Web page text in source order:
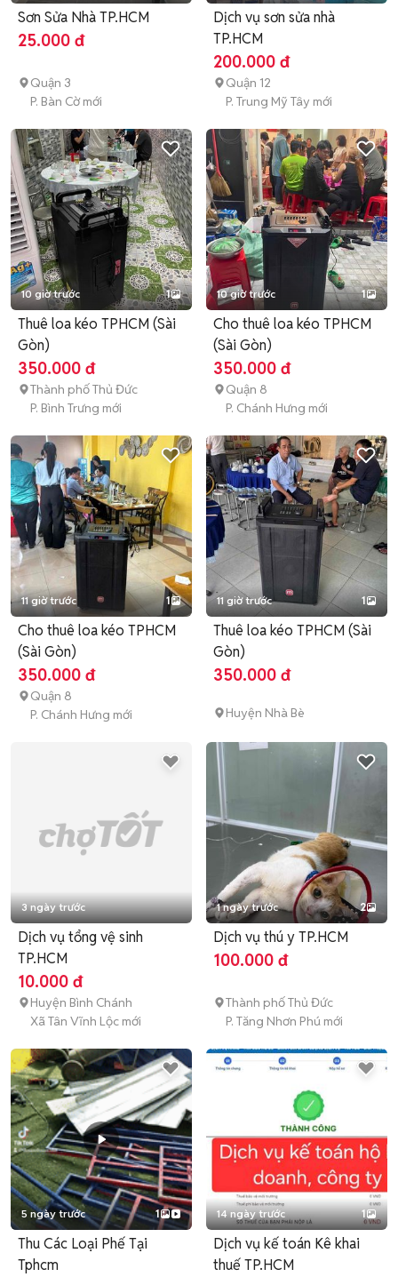
Sơn Sửa Nhà TP.HCM
25.000 đ
Quận 3
P. Bàn Cờ mới
Dịch vụ sơn sửa nhà
TP.HCM
200.000 đ
Quận 12
P. Trung Mỹ Tây mới
10 giờ trước 1
Thuê loa kéo TPHCM (Sài
Gòn)
350.000 đ
Thành phố Thủ Đức
P. Bình Trưng mới
10 giờ trước 1
Cho thuê loa kéo TPHCM
(Sài Gòn)
350.000 đ
Quận 8
P. Chánh Hưng mới
11 giờ trước 1
Cho thuê loa kéo TPHCM
(Sài Gòn)
350.000 đ
Quận 8
P. Chánh Hưng mới
11 giờ trước 1
Thuê loa kéo TPHCM (Sài
Gòn)
350.000 đ
Huyện Nhà Bè
3 ngày trước
Dịch vụ tổng vệ sinh
TP.HCM
10.000 đ
Huyện Bình Chánh
Xã Tân Vĩnh Lộc mới
1 ngày trước 2
Dịch vụ thú y TP.HCM
100.000 đ
Thành phố Thủ Đức
P. Tăng Nhơn Phú mới
5 ngày trước 1
Thu Các Loại Phế Tại
Tphcm
14 ngày trước 1
Dịch vụ kế toán Kê khai
thuế TP.HCM